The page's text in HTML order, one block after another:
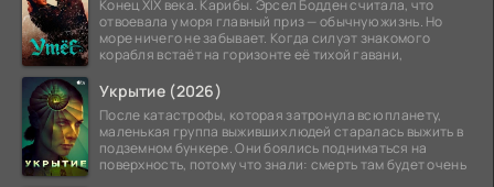
Конец XIX века. Карибы. Эрсел Бодден считала, что
отвоевала у моря главный приз — обычную жизнь. Но
море ничего не забывает. Когда силуэт знакомого
корабля встаёт на горизонте её тихой гавани,
Укрытие (2026)
После катастрофы, которая затронула всю планету,
маленькая группа выживших людей старалась выжить в
подземном бункере. Они боялись подниматься на
поверхность, потому что знали: смерть там будет очень